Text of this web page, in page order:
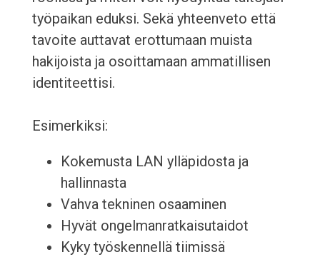
työpaikan eduksi. Sekä yhteenveto että
tavoite auttavat erottumaan muista
hakijoista ja osoittamaan ammatillisen
identiteettisi.
Esimerkiksi:
Kokemusta LAN ylläpidosta ja
hallinnasta
Vahva tekninen osaaminen
Hyvät ongelmanratkaisutaidot
Kyky työskennellä tiimissä